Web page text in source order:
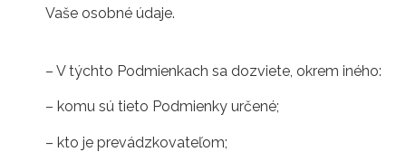
Vaše osobné údaje.
– V týchto Podmienkach sa dozviete, okrem iného:
– komu sú tieto Podmienky určené;
– kto je prevádzkovateľom;